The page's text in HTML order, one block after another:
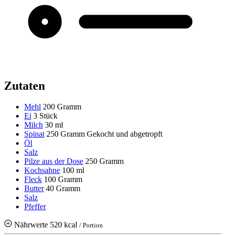
Zutaten
Mehl 200 Gramm
Ei 3 Stück
Milch 30 ml
Spinat 250 Gramm Gekocht und abgetropft
Öl
Salz
Pilze aus der Dose 250 Gramm
Kochsahne 100 ml
Fleck 100 Gramm
Butter 40 Gramm
Salz
Pfeffer
Nährwerte 520 kcal / Portion